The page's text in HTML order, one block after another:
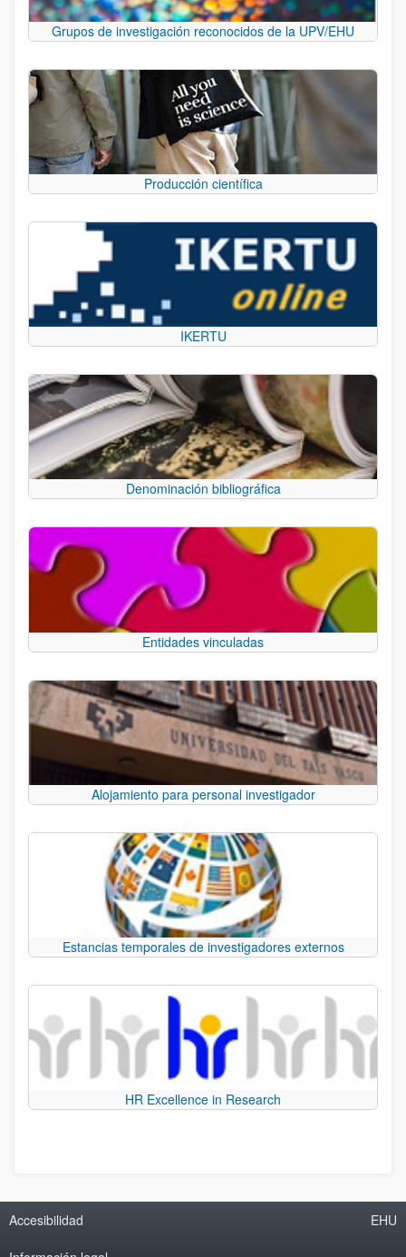
Grupos de investigación reconocidos de la UPV/EHU
Producción científica
IKERTU
Denominación bibliográfica
Entidades vinculadas
Alojamiento para personal investigador
Estancias temporales de investigadores externos
HR Excellence in Research
Accesibilidad EHU